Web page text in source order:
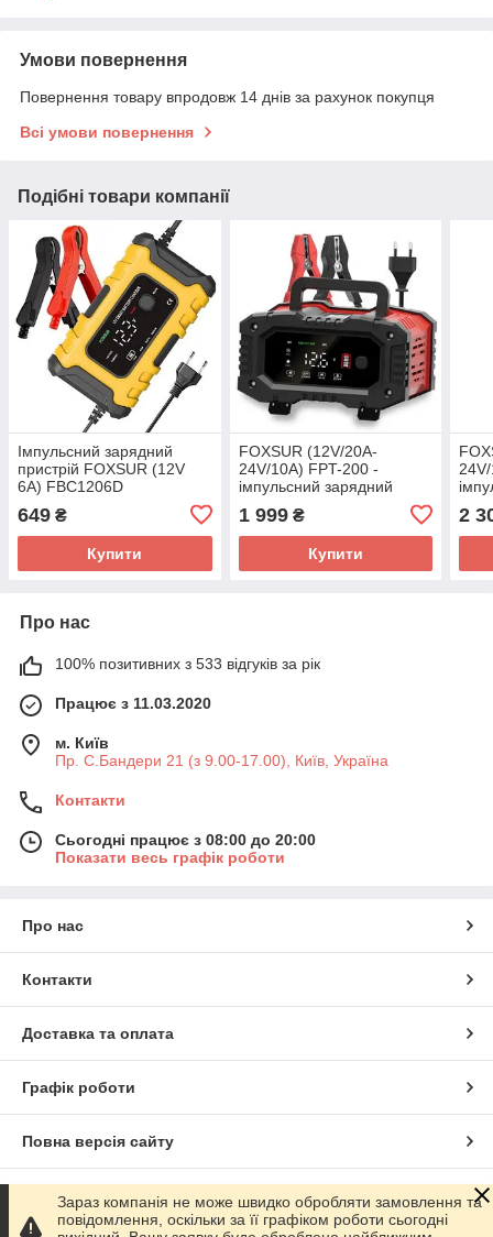
Умови повернення
Повернення товару впродовж 14 днів за рахунок покупця
Всі умови повернення
Подібні товари компанії
Імпульсний зарядний
пристрій FOXSUR (12V
6A) FBC1206D
649 ₴
Купити
FOXSUR (12V/20A-
24V/10A) FPT-200 -
імпульсний зарядний
1 999₴
Купити
2
Про нас
100% позитивних з 533 відгуків за рік
Працює з 11.03.2020
м. Київ
Пр. С.Бандери 21 (з 9.00-17.00), Київ, Україна
Контакти
Сьогодні працює з 08:00 до 20:00
Показати весь графік роботи
Про нас
Контакти
Доставка та оплата
Графік роботи
Повна версія сайту
Сайт створено на маркетплейсі Prom.ua
Зараз компанія не може швидко обробляти замовлення та
повідомлення, оскільки за її графіком роботи сьогодні